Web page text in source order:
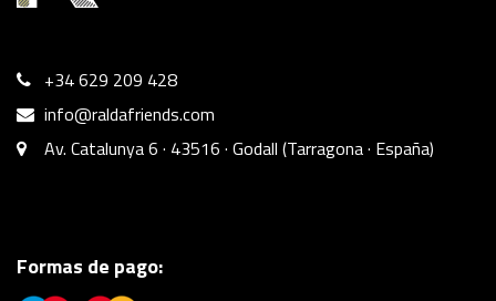
+34 629 209 428
info@raldafriends.com
Av. Catalunya 6 · 43516 · Godall (Tarragona · España)
Formas de pago: